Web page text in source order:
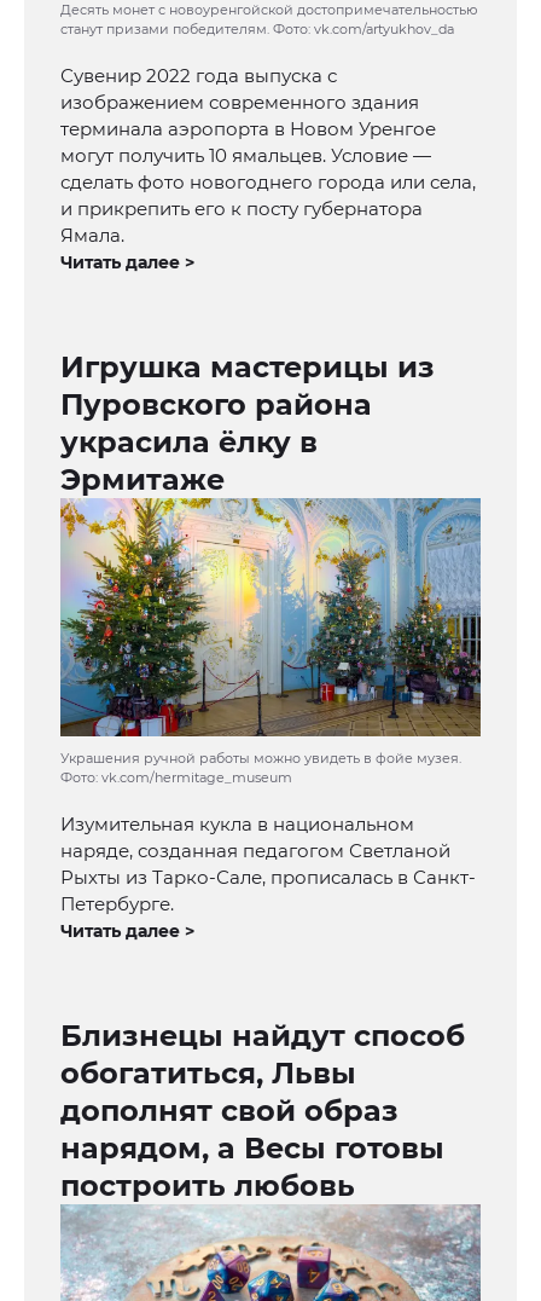
Десять монет с новоуренгойской достопримечательностью
станут призами победителям. Фото: vk.com/artyukhov_da
Сувенир 2022 года выпуска с
изображением современного здания
терминала аэропорта в Новом Уренгое
могут получить 10 ямальцев. Условие —
сделать фото новогоднего города или села,
и прикрепить его к посту губернатора
Ямала.
Читать далее >
Игрушка мастерицы из
Пуровского района
украсила ёлку в
Эрмитаже
Украшения ручной работы можно увидеть в фойе музея.
Фото: vk.com/hermitage_museum
Изумительная кукла в национальном
наряде, созданная педагогом Светланой
Рыхты из Тарко-Сале, прописалась в Санкт-
Петербурге.
Читать далее >
Близнецы найдут способ
обогатиться, Львы
дополнят свой образ
нарядом, а Весы готовы
построить любовь